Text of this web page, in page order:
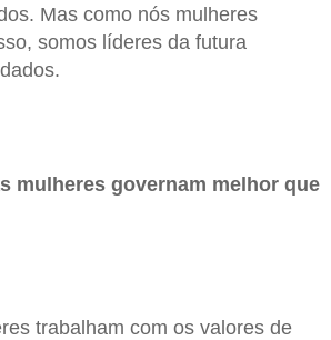
Mas como nós mulheres
somos líderes da futura
mulheres governam melhor que
trabalham com os valores de